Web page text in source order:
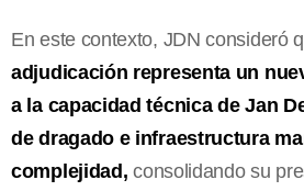
En este contexto, JDN consideró
adjudicación representa un
a la capacidad técnica de Jan
de dragado e infraestructura
complejidad, consolidando su